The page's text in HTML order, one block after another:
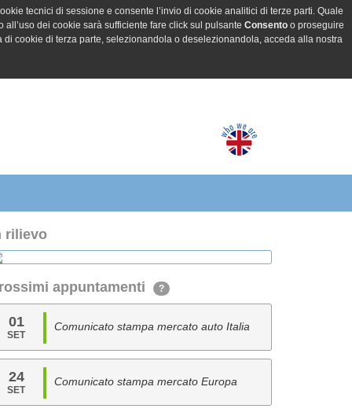
tecnici di sessione e consente l’invio di cookie analitici di terze parti. Quale
dei cookie sarà sufficiente fare click sul pulsante Consentoo proseguire
cookie di terza parte, selezionandola o deselezionandola, acceda alla nostra
rilievo
appuntamenti ?
01
SET
Comunicato stampa mercato auto Italia
24
SET
Comunicato stampa mercato Europa